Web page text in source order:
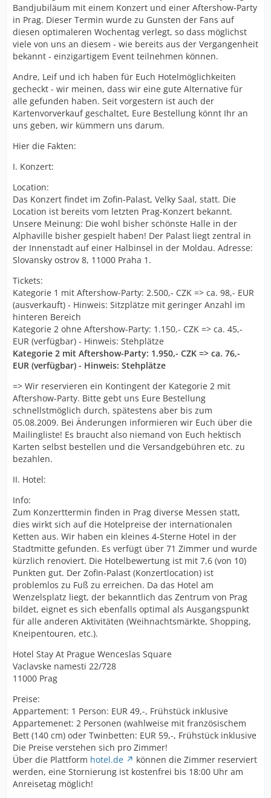
Bandjubiläum mit einem Konzert und einer Aftershow-Party
in Prag. Dieser Termin wurde zu Gunsten der Fans auf
diesen optimaleren Wochentag verlegt, so dass möglichst
viele von uns an diesem - wie bereits aus der Vergangenheit
bekannt - einzigartigem Event teilnehmen können.
Andre, Leif und ich haben für Euch Hotelmöglichkeiten
gecheckt - wir meinen, dass wir eine gute Alternative für
alle gefunden haben. Seit vorgestern ist auch der
Kartenvorverkauf geschaltet, Eure Bestellung könnt Ihr an
uns geben, wir kümmern uns darum.
Hier die Fakten:
I. Konzert:
Location:
Das Konzert findet im Zofin-Palast, Velky Saal, statt. Die
Location ist bereits vom letzten Prag-Konzert bekannt.
Unsere Meinung: Die wohl bisher schönste Halle in der
Alphaville bisher gespielt haben! Der Palast liegt zentral in
der Innenstadt auf einer Halbinsel in der Moldau. Adresse:
Slovansky ostrov 8, 11000 Praha 1.
Tickets:
Kategorie 1 mit Aftershow-Party: 2.500,- CZK => ca. 98,- EUR
(ausverkauft) - Hinweis: Sitzplätze mit geringer Anzahl im
hinteren Bereich
Kategorie 2 ohne Aftershow-Party: 1.150,- CZK => ca. 45,-
EUR (verfügbar) - Hinweis: Stehplätze
Kategorie 2 mit Aftershow-Party: 1.950,- CZK => ca. 76,-
EUR (verfügbar) - Hinweis: Stehplätze
=> Wir reservieren ein Kontingent der Kategorie 2 mit
Aftershow-Party. Bitte gebt uns Eure Bestellung
schnellstmöglich durch, spätestens aber bis zum
05.08.2009. Bei Änderungen informieren wir Euch über die
Mailingliste! Es braucht also niemand von Euch hektisch
Karten selbst bestellen und die Versandgebühren etc. zu
bezahlen.
II. Hotel:
Info:
Zum Konzerttermin finden in Prag diverse Messen statt,
dies wirkt sich auf die Hotelpreise der internationalen
Ketten aus. Wir haben ein kleines 4-Sterne Hotel in der
Stadtmitte gefunden. Es verfügt über 71 Zimmer und wurde
kürzlich renoviert. Die Hotelbewertung ist mit 7,6 (von 10)
Punkten gut. Der Zofin-Palast (Konzertlocation) ist
problemlos zu Fuß zu erreichen. Da das Hotel am
Wenzelsplatz liegt, der bekanntlich das Zentrum von Prag
bildet, eignet es sich ebenfalls optimal als Ausgangspunkt
für alle anderen Aktivitäten (Weihnachtsmärkte, Shopping,
Kneipentouren, etc.).
Hotel Stay At Prague Wenceslas Square
Vaclavske namesti 22/728
11000 Prag
Preise:
Appartement: 1 Person: EUR 49,-, Frühstück inklusive
Appartemenet: 2 Personen (wahlweise mit französischem
Bett (140 cm) oder Twinbetten: EUR 59,-, Frühstück inklusive
Die Preise verstehen sich pro Zimmer!
Über die Plattform hotel.de
können die Zimmer reserviert
werden, eine Stornierung ist kostenfrei bis 18:00 Uhr am
Anreisetag möglich!